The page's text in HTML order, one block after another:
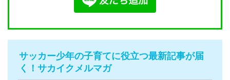
サッカー少年の子育てに役立つ最新記事が届
く！サカイクメルマガ